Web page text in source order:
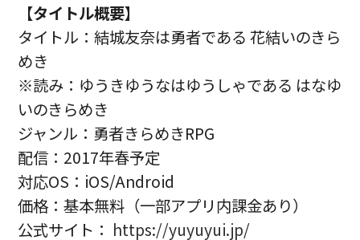
【タイトル概要】
タイトル：結城友奈は勇者である 花結いのきら
めき
※読み：ゆうきゆうなはゆうしゃである はなゆ
いのきらめき
ジャンル：勇者きらめきRPG
配信：2017年春予定
対応OS：iOS/Android
価格：基本無料（一部アプリ内課金あり）
公式サイト： https://yuyuyui.jp/